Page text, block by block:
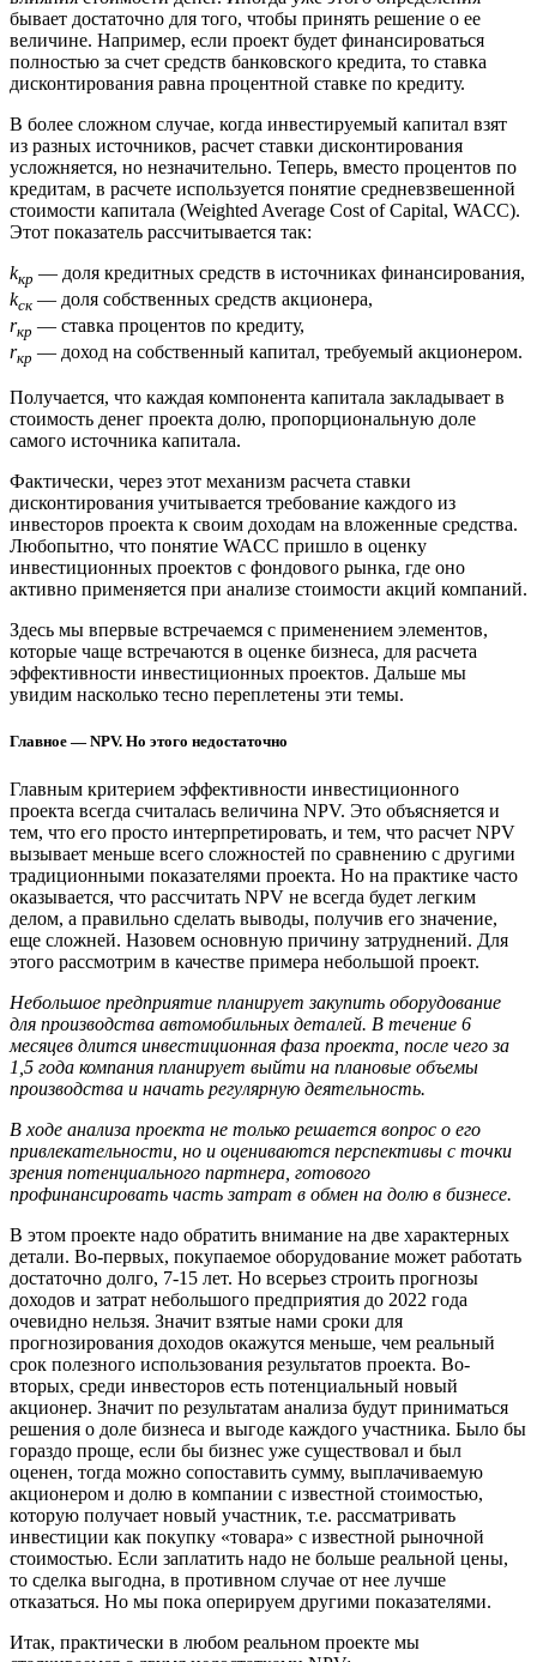
бывает достаточно для того, чтобы принять решение о ее
величине. Например, если проект будет финансироваться
полностью за счет средств банковского кредита, то ставка
дисконтирования равна процентной ставке по кредиту.
В более сложном случае, когда инвестируемый капитал взят
из разных источников, расчет ставки дисконтирования
усложняется, но незначительно. Теперь, вместо процентов по
кредитам, в расчете используется понятие средневзвешенной
стоимости капитала (Weighted Average Cost of Capital, WACC).
Этот показатель рассчитывается так:
kкр — доля кредитных средств в источниках финансирования,
kск — доля собственных средств акционера,
rкр — ставка процентов по кредиту,
rкр — доход на собственный капитал, требуемый акционером.
Получается, что каждая компонента капитала закладывает в
стоимость денег проекта долю, пропорциональную доле
самого источника капитала.
Фактически, через этот механизм расчета ставки
дисконтирования учитывается требование каждого из
инвесторов проекта к своим доходам на вложенные средства.
Любопытно, что понятие WACC пришло в оценку
инвестиционных проектов с фондового рынка, где оно
активно применяется при анализе стоимости акций компаний.
Здесь мы впервые встречаемся с применением элементов,
которые чаще встречаются в оценке бизнеса, для расчета
эффективности инвестиционных проектов. Дальше мы
увидим насколько тесно переплетены эти темы.
Главное — NPV. Но этого недостаточно
Главным критерием эффективности инвестиционного
проекта всегда считалась величина NPV. Это объясняется и
тем, что его просто интерпретировать, и тем, что расчет NPV
вызывает меньше всего сложностей по сравнению с другими
традиционными показателями проекта. Но на практике часто
оказывается, что рассчитать NPV не всегда будет легким
делом, а правильно сделать выводы, получив его значение,
еще сложней. Назовем основную причину затруднений. Для
этого рассмотрим в качестве примера небольшой проект.
Небольшое предприятие планирует закупить оборудование
для производства автомобильных деталей. В течение 6
месяцев длится инвестиционная фаза проекта, после чего за
1,5 года компания планирует выйти на плановые объемы
производства и начать регулярную деятельность.
В ходе анализа проекта не только решается вопрос о его
привлекательности, но и оцениваются перспективы с точки
зрения потенциального партнера, готового
профинансировать часть затрат в обмен на долю в бизнесе.
В этом проекте надо обратить внимание на две характерных
детали. Во-первых, покупаемое оборудование может работать
достаточно долго, 7-15 лет. Но всерьез строить прогнозы
доходов и затрат небольшого предприятия до 2022 года
очевидно нельзя. Значит взятые нами сроки для
прогнозирования доходов окажутся меньше, чем реальный
срок полезного использования результатов проекта. Во-
вторых, среди инвесторов есть потенциальный новый
акционер. Значит по результатам анализа будут приниматься
решения о доле бизнеса и выгоде каждого участника. Было бы
гораздо проще, если бы бизнес уже существовал и был
оценен, тогда можно сопоставить сумму, выплачиваемую
акционером и долю в компании с известной стоимостью,
которую получает новый участник, т.е. рассматривать
инвестиции как покупку «товара» с известной рыночной
стоимостью. Если заплатить надо не больше реальной цены,
то сделка выгодна, в противном случае от нее лучше
отказаться. Но мы пока оперируем другими показателями.
Итак, практически в любом реальном проекте мы